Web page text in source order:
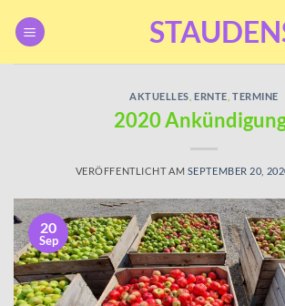
Inhalt
AKTUELLES ,ERNTE ,TERMINE
2020
VERÖFFENTLICHT AM SEPTEMBER 20,
20
Sep